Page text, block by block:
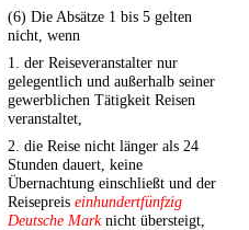
(6) Die Absätze 1 bis 5 gelten
nicht, wenn
1. der Reiseveranstalter nur
gelegentlich und außerhalb seiner
gewerblichen Tätigkeit Reisen
veranstaltet,
2. die Reise nicht länger als 24
Stunden dauert, keine
Übernachtung einschließt und der
Reisepreis einhundertfünfzig
Deutsche Marknicht übersteigt,